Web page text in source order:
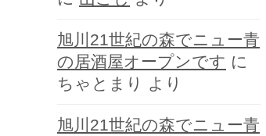
旭川21世紀の森でニュー青
の居酒屋オープンです に
ちゃとまり
より
旭川21世紀の森でニュー青